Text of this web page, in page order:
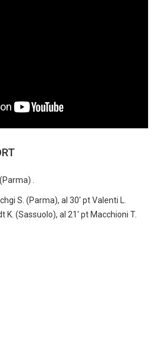
.
S. (Parma), al 30′ pt Valenti L.
K. (Sassuolo), al 21′ pt Macchioni T.